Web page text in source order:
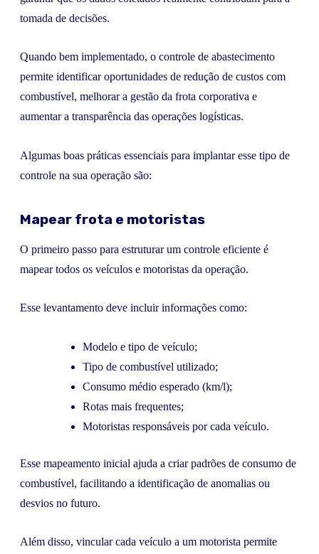
tomada de decisões.
Quando bem implementado, o controle de abastecimento
permite identificar oportunidades de redução de custos com
combustível, melhorar a gestão da frota corporativa e
aumentar a transparência das operações logísticas.
Algumas boas práticas essenciais para implantar esse tipo de
controle na sua operação são:
Mapear frota e motoristas
O primeiro passo para estruturar um controle eficiente é
mapear todos os veículos e motoristas da operação.
Esse levantamento deve incluir informações como:
Modelo e tipo de veículo;
Tipo de combustível utilizado;
Consumo médio esperado (km/l);
Rotas mais frequentes;
Motoristas responsáveis por cada veículo.
Esse mapeamento inicial ajuda a criar padrões de consumo de
combustível, facilitando a identificação de anomalias ou
desvios no futuro.
Além disso, vincular cada veículo a um motorista permite